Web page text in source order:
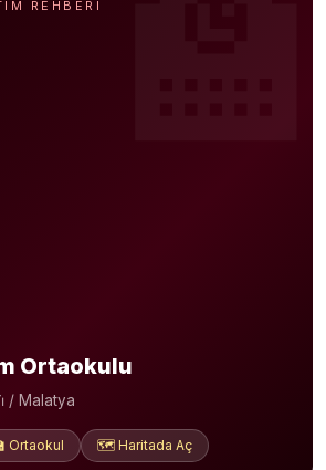
REHBERI
Ortaokulu
/ Malatya
Ortaokul 🗺️ Haritada Aç